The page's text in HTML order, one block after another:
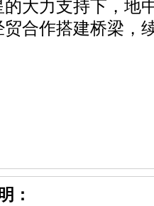
大力支持下，地
合作搭建桥梁，
：